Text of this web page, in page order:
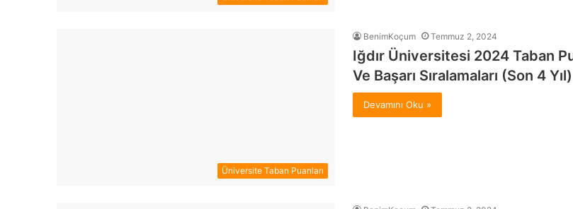
Üniversite Taban Puanları
BenimKoçum Temmuz 2, 2024
Iğdır Üniversitesi 2024 Taban
Ve Başarı Sıralamaları (Son 4 Yıl)
Devamını Oku »